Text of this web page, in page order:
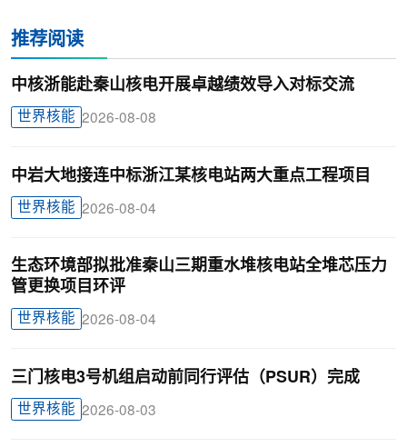
推荐阅读
中核浙能赴秦山核电开展卓越绩效导入对标交流
世界核能 2026-08-08
中岩大地接连中标浙江某核电站两大重点工程项目
世界核能 2026-08-04
生态环境部拟批准秦山三期重水堆核电站全堆芯压力
管更换项目环评
世界核能 2026-08-04
三门核电3号机组启动前同行评估（PSUR）完成
世界核能 2026-08-03